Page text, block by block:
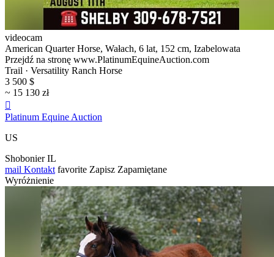
videocam
American Quarter Horse, Wałach, 6 lat, 152 cm, Izabelowata
Przejdź na stronę www.PlatinumEquineAuction.com
Trail · Versatility Ranch Horse
3 500 $
~ 15 130 zł

Platinum Equine Auction
US
Shobonier IL
mail Kontakt favorite Zapisz Zapamiętane
Wyróżnienie